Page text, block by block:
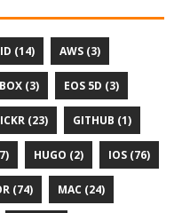
(14) AWS (3)
(3) EOS 5D (3)
(23) GITHUB (1)
HUGO (2) IOS (76)
(74) MAC (24)